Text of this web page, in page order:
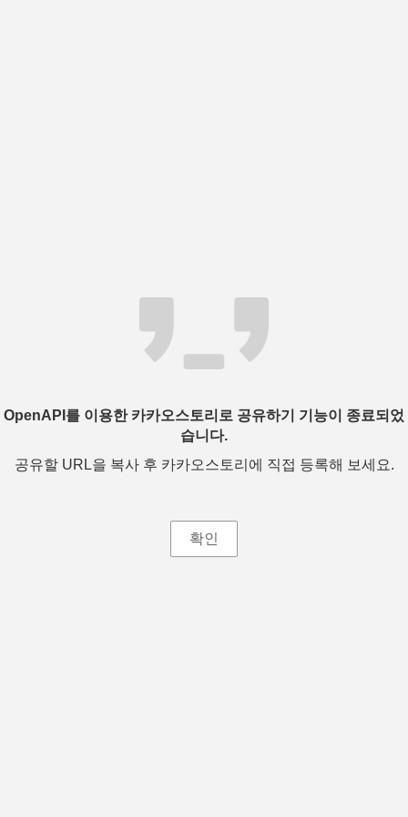
OpenAPI를 이용한 카카오스토리로 공유하기 기능이 종료되었
습니다.
공유할 URL을 복사 후 카카오스토리에 직접 등록해 보세요.
확인